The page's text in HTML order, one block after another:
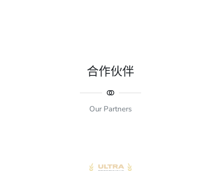
合作伙伴
Our Partners